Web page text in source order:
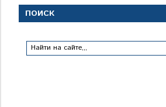
1
1924
года
ПОИСК